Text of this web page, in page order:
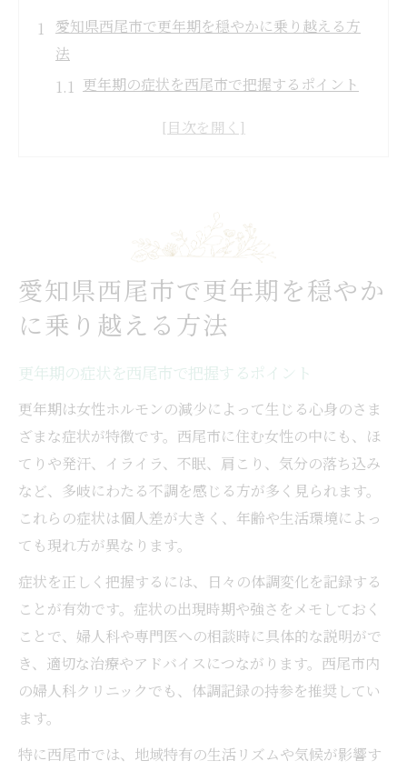
愛知県西尾市で更年期を穏やかに乗り越える方
法
更年期の症状を西尾市で把握するポイント
更年期に悩む女性のための西尾市対策ガイド
更年期の西尾市地域医療の特徴を知る
婦人科選びに迷う方のための更年期対策
更年期障害と西尾市の医療機関の活用法
自分らしく過ごすための更年期ケア実践術
更年期と向き合う西尾市での生活改善法
西尾市の婦人科で更年期ケアを受ける利点
更年期ケアに役立つセルフケア術の提案
生活習慣を整えて更年期を快適に過ごす
西尾市でできる更年期の心身サポート法
西尾市で探す信頼できる更年期サポート
更年期の相談先を西尾市で選ぶポイント
西尾市婦人科での更年期サポート実例紹介
更年期障害に対応した西尾市の医療機関
西尾市で信頼できる更年期サポート体制
愛知県西尾市で更年期を穏やか
に乗り越える方法
更年期の症状を西尾市で把握するポイント
更年期は女性ホルモンの減少によって生じる心身のさま
ざまな症状が特徴です。西尾市に住む女性の中にも、ほ
てりや発汗、イライラ、不眠、肩こり、気分の落ち込み
など、多岐にわたる不調を感じる方が多く見られます。
これらの症状は個人差が大きく、年齢や生活環境によっ
ても現れ方が異なります。
症状を正しく把握するには、日々の体調変化を記録する
ことが有効です。症状の出現時期や強さをメモしておく
ことで、婦人科や専門医への相談時に具体的な説明がで
き、適切な治療やアドバイスにつながります。西尾市内
の婦人科クリニックでも、体調記録の持参を推奨してい
ます。
特に西尾市では、地域特有の生活リズムや気候が影響す